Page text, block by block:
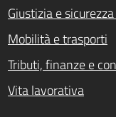
Giustizia e
Mobilità e trasporti
Tributi, finanze e
Vita lavorativa